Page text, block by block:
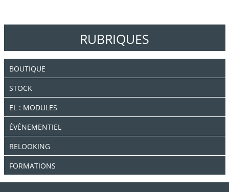
RUBRIQUES
BOUTIQUE
STOCK
EL : MODULES
ÉVÉNEMENTIEL
RELOOKING
FORMATIONS